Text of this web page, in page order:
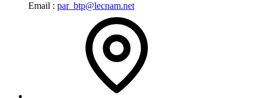
Email : par_btp@lecnam.net